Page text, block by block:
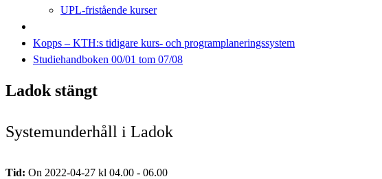
UPL-fristående kurser
Kopps – KTH:s tidigare kurs- och programplaneringssystem
Studiehandboken 00/01 tom 07/08
Ladok stängt
Systemunderhåll i Ladok
Tid: On 2022-04-27 kl 04.00 - 06.00